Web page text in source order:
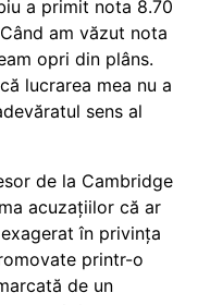
a primit nota 8.70
am văzut nota
opri din plâns.
lucrarea mea nu a
sens al
de la Cambridge
acuzațiilor că ar
în privința
printr-o
de un